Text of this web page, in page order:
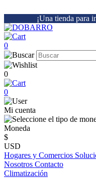
¡Una tienda para
0
0
0
Mi cuenta
Moneda
$
USD
Hogares y Comercios
Nosotros Contacto
Climatización